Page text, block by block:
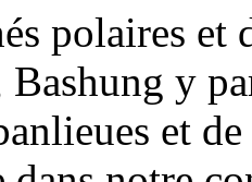
polaires et
y
et